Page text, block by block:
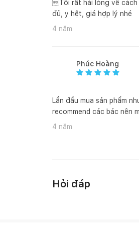
HƯỚNG DẪN SỬ DỤNG,
1. Đối với đồ gỗ trong
Sử dụng vải khô để
Đối với đồ nội thất làm
Tôi rất hài lòng về cách
đủ, y hệt, giá hợp lý nhé
4 năm
Phúc Hoàng
Lần đầu mua sản phẩm
recommend các bác nên
4 năm
Hỏi đáp